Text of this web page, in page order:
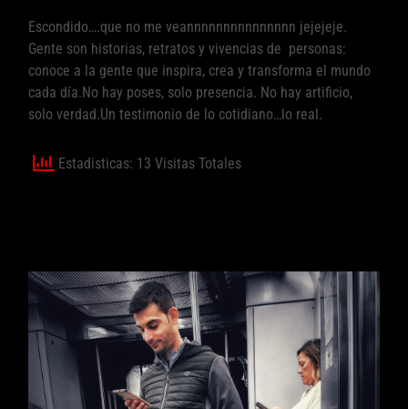
b
l
i
c
Escondido….que no me veannnnnnnnnnnnnnn jejejeje.
Gente son historias, retratos y vivencias de personas:
conoce a la gente que inspira, crea y transforma el mundo
cada día.No hay poses, solo presencia. No hay artificio,
solo verdad.Un testimonio de lo cotidiano…lo real.
Estadisticas: 13 Visitas Totales